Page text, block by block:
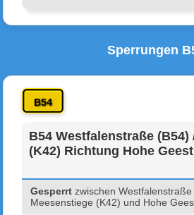
Sperrungen
B54
B54 Westfalenstraße (B54)
(K42) Richtung Hohe Geest
Gesperrt zwischen
Meesenstiege (K42) und Hohe